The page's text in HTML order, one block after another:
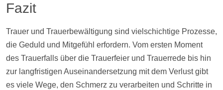
Fazit
Trauer und Trauerbewältigung sind vielschichtige Prozesse,
die Geduld und Mitgefühl erfordern. Vom ersten Moment
des Trauerfalls über die Trauerfeier und Trauerrede bis hin
zur langfristigen Auseinandersetzung mit dem Verlust gibt
es viele Wege, den Schmerz zu verarbeiten und Schritte in